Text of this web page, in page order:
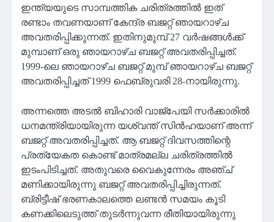
ഇന്ത്യയുടെ സാമ്പത്തിക ചരിത്രത്തിൽ ഇത്
രണ്ടാം തവണയാണ് കേന്ദ്ര ബജറ്റ് ഞായറാഴ്ച
അവതരിപ്പിക്കുന്നത്. ഇതിനുമുമ്പ് 27 വർഷങ്ങൾക്ക്
മുമ്പാണ് ഒരു ഞായറാഴ്ച ബജറ്റ് അവതരിപ്പിച്ചത്.
1999-ലെ ഞായറാഴ്ച ബജറ്റ് മുമ്പ് ഞായറാഴ്ച ബജറ്റ്
അവതരിപ്പിച്ചത് 1999 ഫെബ്രുവരി 28-നായിരുന്നു.
അന്നത്തെ അടൽ ബിഹാരി വാജ്പേയി സർക്കാരിൽ
ധനമന്ത്രിയായിരുന്ന യശ്വന്ത് സിൻഹയാണ് അന്ന്
ബജറ്റ് അവതരിപ്പിച്ചത്. ആ ബജറ്റ് ദിവസത്തിന്റെ
പ്രത്യേകത കൊണ്ട് മാത്രമല്ല ചരിത്രത്തിൽ
ഇടംപിടിച്ചത്. അതുവരെ വൈകുന്നേരം അഞ്ച്
മണിക്കായിരുന്നു ബജറ്റ് അവതരിപ്പിച്ചിരുന്നത്.
ബ്രിട്ടീഷ് ഭരണകാലത്തെ ലണ്ടൻ സമയം കൂടി
കണക്കിലെടുത്ത് തുടർന്നുവന്ന രീതിയായിരുന്നു